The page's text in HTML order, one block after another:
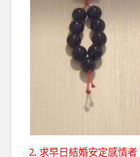
2. 求早日結婚安定感情者